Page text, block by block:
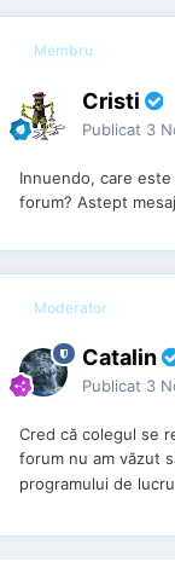
Membru
Cristi
Publicat 3
Innuendo, care
forum? Astept
Moderator
Catalin
Publicat 3
Cred că colegul se
forum nu am văzut
programului de